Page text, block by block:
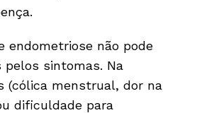
endometriose não pode
pelos sintomas. Na
(cólica menstrual, dor na
dificuldade para